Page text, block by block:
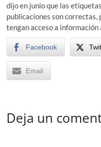
dijo en junio que las
publicaciones son correctas,
tengan acceso a información
Facebook
Email
Deja un